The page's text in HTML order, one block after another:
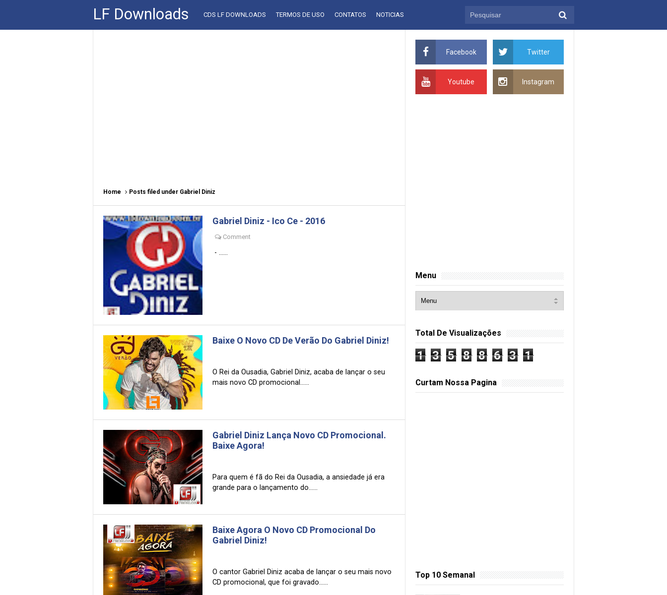
LF Downloads CDS LF DOWNLOADS TERMOS DE USO CONTATOS NOTICIAS
Home Posts filed under Gabriel Diniz
Gabriel Diniz - Ico Ce - 2016
Comment
- ......
Baixe O Novo CD De Verão Do Gabriel Diniz!
O Rei da Ousadia, Gabriel Diniz, acaba de lançar o seu
mais novo CD promocional......
Gabriel Diniz Lança Novo CD Promocional.
Baixe Agora!
Para quem é fã do Rei da Ousadia, a ansiedade já era
grande para o lançamento do......
Baixe Agora O Novo CD Promocional Do
Gabriel Diniz!
O cantor Gabriel Diniz acaba de lançar o seu mais novo
CD promocional, que foi gravado......
Facebook Twitter
Youtube Instagram
Menu
Total De Visualizações
1 3 5 8 8 6 3 1
Curtam Nossa Pagina
Top 10 Semanal